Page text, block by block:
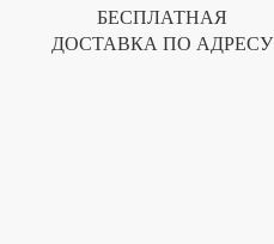
БЕСПЛАТНАЯ
ДОСТАВКА ПО АДРЕСУ